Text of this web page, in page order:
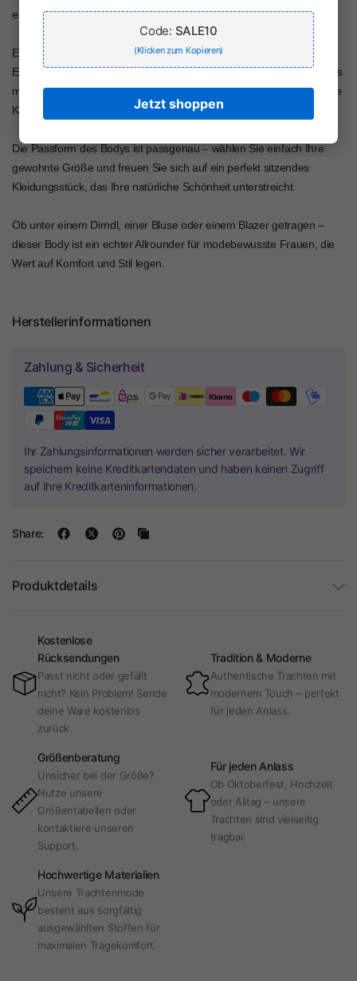
eine dezente Eleganz.
Ein weiteres Highlight: Dieser Body eignet sich ideal als stilvoller
Ersatz für eine traditionelle Dirndlbluse. Kombinieren Sie ihn mühelos
mit Ihrem Lieblingsdirndl und genießen Sie maximalen Komfort ohne
Kompromisse bei der Optik.
Die Passform des Bodys ist passgenau – wählen Sie einfach Ihre
gewohnte Größe und freuen Sie sich auf ein perfekt sitzendes
Kleidungsstück, das Ihre natürliche Schönheit unterstreicht.
Ob unter einem Dirndl, einer Bluse oder einem Blazer getragen –
dieser Body ist ein echter Allrounder für modebewusste Frauen, die
Wert auf Komfort und Stil legen.
Herstellerinformationen
Zahlung & Sicherheit
Ihr Zahlungsinformationen werden sicher verarbeitet. Wir
speichern keine Kreditkartendaten und haben keinen Zugriff
auf Ihre Kreditkarteninformationen.
Share:
Produktdetails
Kostenlose
Rücksendungen
Passt nicht oder gefällt
nicht? Kein Problem! Sende
deine Ware kostenlos
zurück.
Tradition & Moderne
Authentische Trachten mit
modernem Touch – perfekt
für jeden Anlass.
Größenberatung
Unsicher bei der Größe?
Nutze unsere
Größentabellen oder
kontaktiere unseren
Support.
Für jeden Anlass
Ob Oktoberfest, Hochzeit
oder Alltag – unsere
Trachten sind vielseitig
tragbar.
Hochwertige Materialien
Unsere Trachtenmode
besteht aus sorgfältig
ausgewählten Stoffen für
maximalen Tragekomfort.
Code: SALE10
(Klicken zum Kopieren)
Jetzt shoppen